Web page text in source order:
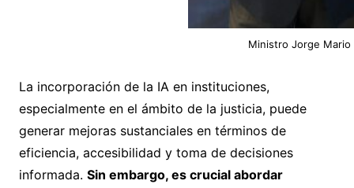
Ministro Jorge Mario
La incorporación de la IA en instituciones,
especialmente en el ámbito de la justicia, puede
generar mejoras sustanciales en términos de
eficiencia, accesibilidad y toma de decisiones
informada. Sin embargo, es crucial abordar